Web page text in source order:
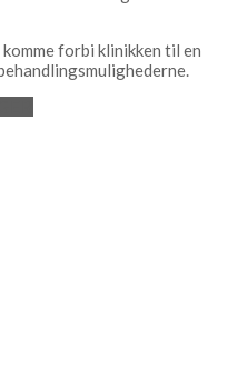
forbi klinikken til en